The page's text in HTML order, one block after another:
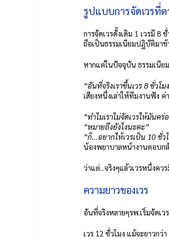
รูปแบบการจัดเวรที่ต
การจัดเวรดั้งเดิม 1 เวรมี 8
ถือเป็นธรรมเนียมปฏิบัติมา
หากแต่ในปัจจุบัน ธรรมเนีย
“อันที่จริงเราขึ้นเวร 8 ชั่วโ
เสียงหนึ่งเล่าให้ทีมงานฟัง ค่
“ทำไมเราไม่จัดเวรให้มันค
“หมายถึงยังไงนะคะ”
“ก็...อยากให้เวรเป็น 10 ชั่
น้องพยาบาลหน้างานตอบก
ว่าแต่...จริงๆแล้วเวรหนึ่งคว
ความยาวของเวร
อันที่จริงหลายๆรพ.เริ่มจัดเ
เวร 12 ชั่วโมง แม้จะยาวก